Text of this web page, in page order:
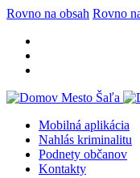
Rovno na obsah Rovno
Mobilná aplikácia
Nahlás kriminalitu
Podnety občanov
Kontakty